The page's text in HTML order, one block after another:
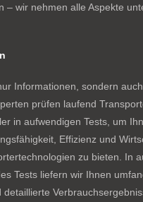
– wir nehmen alle Aspekte
Informationen, sondern
prüfen laufend
in aufwendigen Tests, um
Effizienz und
zu bieten. In
Tests liefern wir Ihnen